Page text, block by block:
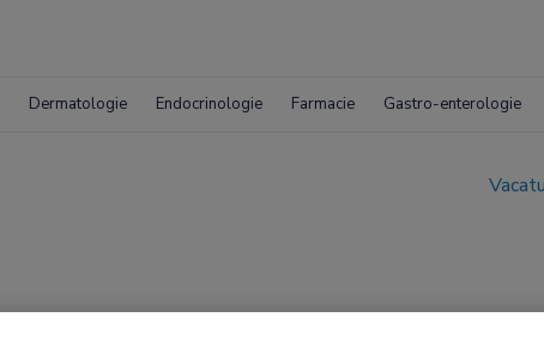
Dermatologie Endocrinologie Farmacie Gastro-enterologie